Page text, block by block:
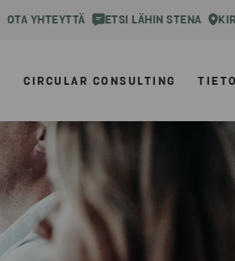
OTA YHTEYTTÄ ETSI LÄHIN STENA
CIRCULAR CONSULTING